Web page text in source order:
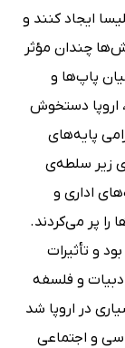
ایجاد کنند و
چندان مؤثر
پاپ‌ها و
اروپا دستخوش
پایه‌های
زیر سلطه‌ی
اداری و
پر می‌کردند.
و تأثیرات
و فلسفه
در اروپا شد
و اجتماعی